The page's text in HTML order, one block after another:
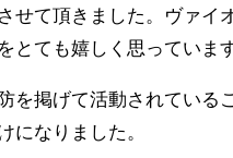
せて頂きました。ヴァ
とても嬉しく思っています
を掲げて活動されている
になりました。